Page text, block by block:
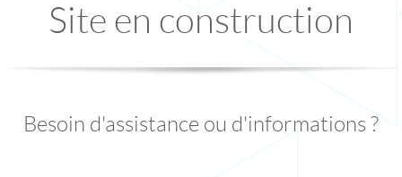
Site en construction
Besoin d'assistance ou d'informations ?